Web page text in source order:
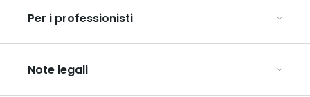
Alsazia
Ardenne
Champagne
Per i professionisti
Organizzate il vostro viaggio di gruppo
Note legali